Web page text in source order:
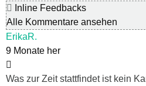
Inline Feedbacks
Alle Kommentare ansehen
ErikaR.
9 Monate her
Was zur Zeit stattfindet ist kein